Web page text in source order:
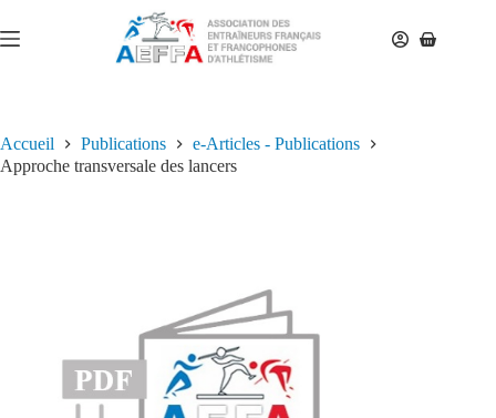
Accueil Publications
e-Articles - Publications
Approche transversale des lancers